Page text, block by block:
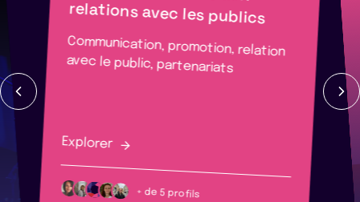
relations avec les publics
Communication, promotion, relation
avec le public, partenariats
Explorer
+ de 5 profils